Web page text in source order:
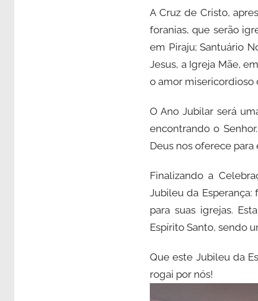
A Cruz de Cristo,
foranias, que serão
em Piraju; Santuário
Jesus, a Igreja Mãe,
o amor misericordioso
O Ano Jubilar será
encontrando o
Deus nos oferece para
Finalizando a
Jubileu da
para suas igrejas.
Espírito Santo, sendo
Que este Jubileu da
rogai por nós!